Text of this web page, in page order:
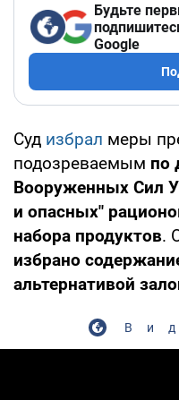
Будьте
Google
Суд избрал меры
подозреваемым по
Вооруженных Сил
и опасных"
набора продуктов.
избрано
альтернативой